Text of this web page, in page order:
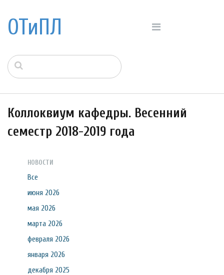
ОТиПЛ
Коллоквиум кафедры. Весенний
семестр 2018-2019 года
НОВОСТИ
Все
июня 2026
мая 2026
марта 2026
февраля 2026
января 2026
декабря 2025